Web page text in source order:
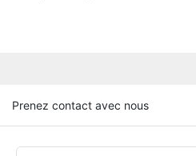
Prenez contact avec nous